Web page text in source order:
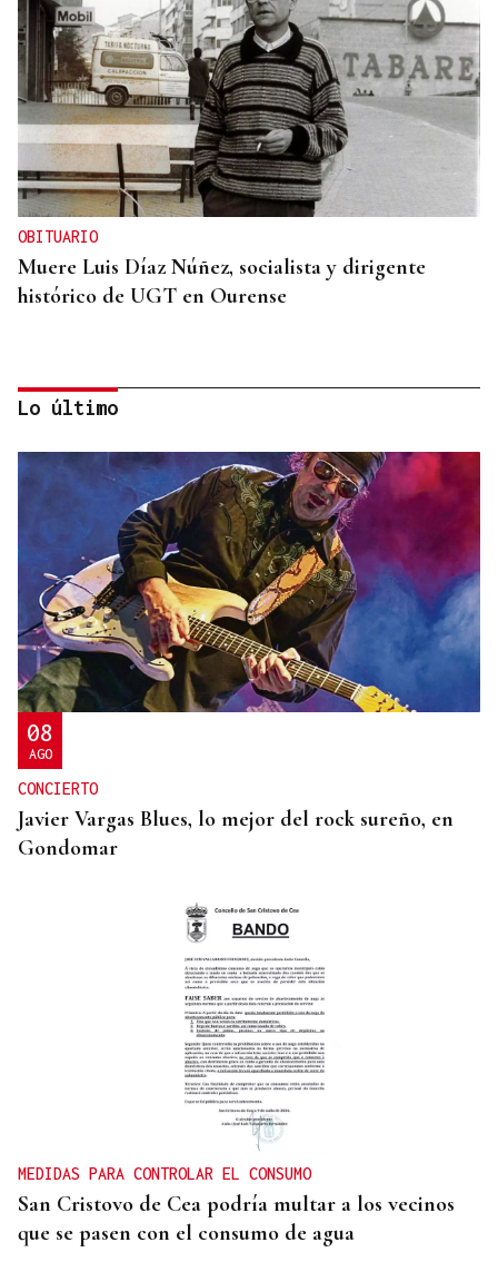
OBITUARIO
Muere Luis Díaz Núñez, socialista y dirigente
histórico de UGT en Ourense
CANEDO
Un herido en la colisión entre dos coches en la
entrada a las termas de Outariz
Lo último
08
AGO
CONCIERTO
Javier Vargas Blues, lo mejor del rock sureño, en
Gondomar
MEDIDAS PARA CONTROLAR EL CONSUMO
San Cristovo de Cea podría multar a los vecinos
que se pasen con el consumo de agua